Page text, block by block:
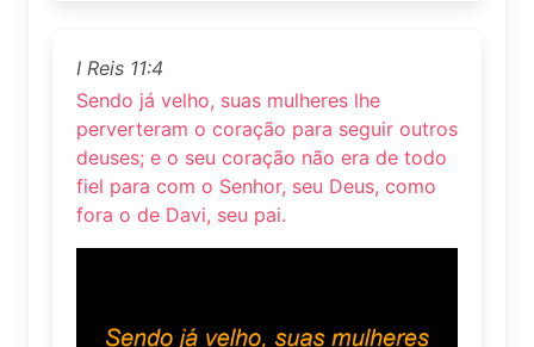
I Reis 11:4
Sendo já velho, suas mulheres lhe
perverteram o coração para seguir outros
deuses; e o seu coração não era de todo
fiel para com o Senhor, seu Deus, como
fora o de Davi, seu pai.